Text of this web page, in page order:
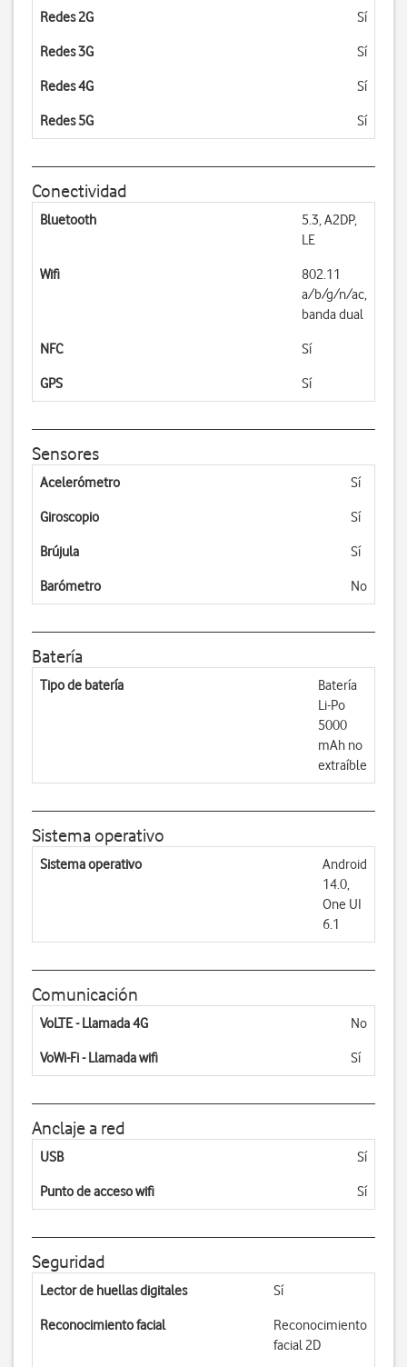
Redes 2G Sí
Redes 3G Sí
Redes 4G Sí
Redes 5G Sí
Conectividad
Bluetooth
5.3, A2DP,
LE
Wifi
802.11
a/b/g/n/ac,
banda dual
NFC Sí
GPS Sí
Sensores
Acelerómetro Sí
Giroscopio Sí
Brújula Sí
Barómetro No
Batería
Tipo de batería
Batería
Li-Po
5000
mAh no
extraíble
Sistema operativo
Sistema operativo
Android
14.0,
One UI
6.1
Comunicación
VoLTE - Llamada 4G No
VoWi-Fi - Llamada wifi Sí
Anclaje a red
USB Sí
Punto de acceso wifi Sí
Seguridad
Lector de huellas digitales Sí
Reconocimiento facial
Reconocimiento
facial 2D